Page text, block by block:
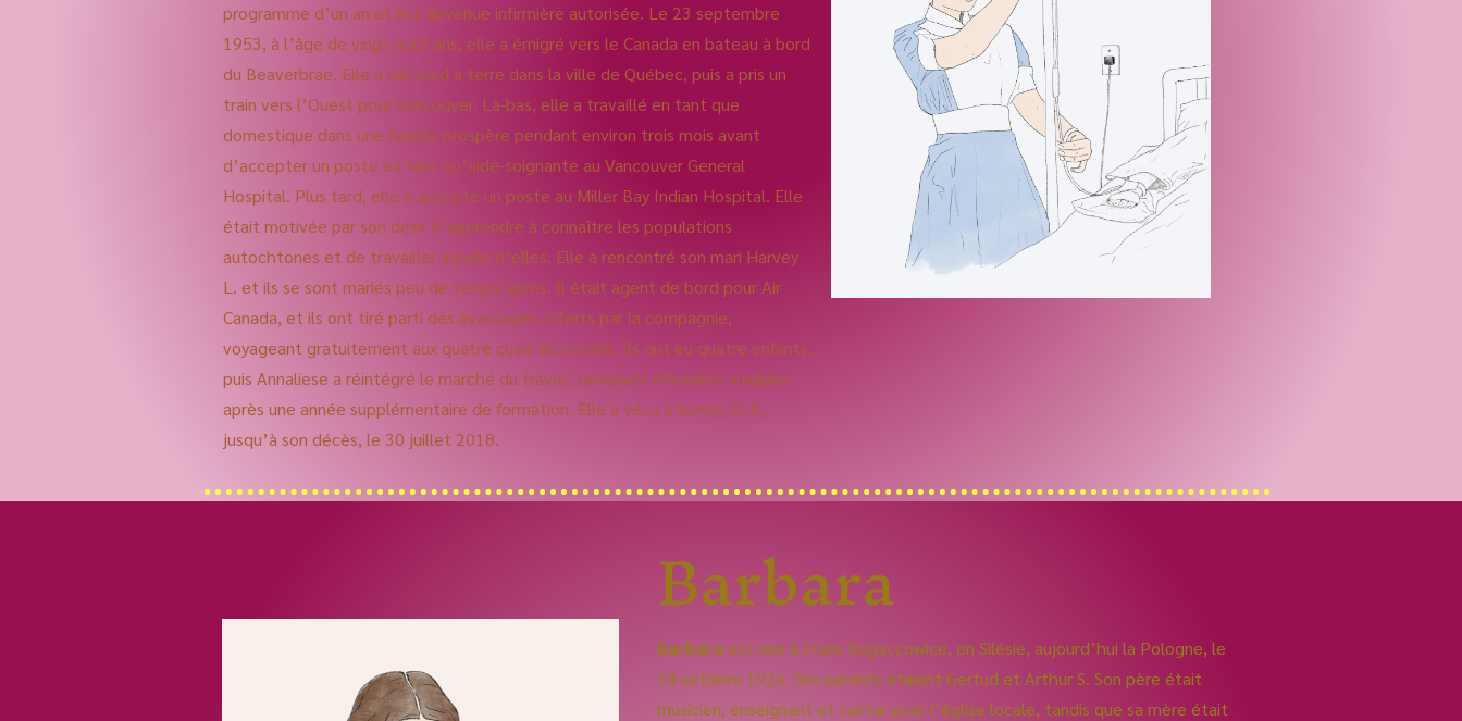
programme d’un an et est devenue infirmière autorisée. Le 23 septembre
1953, à l’âge de vingt-neuf ans, elle a émigré vers le Canada en bateau à bord
du Beaverbrae. Elle a mis pied à terre dans la ville de Québec, puis a pris un
train vers l’Ouest pour Vancouver. Là-bas, elle a travaillé en tant que
domestique dans une famille prospère pendant environ trois mois avant
d’accepter un poste en tant qu’aide-soignante au Vancouver General
Hospital. Plus tard, elle a accepté un poste au Miller Bay Indian Hospital. Elle
était motivée par son désir d’apprendre à connaître les populations
autochtones et de travailler auprès d’elles. Elle a rencontré son mari Harvey
L. et ils se sont mariés peu de temps après. Il était agent de bord pour Air
Canada, et ils ont tiré parti des avantages offerts par la compagnie,
voyageant gratuitement aux quatre coins du monde. Ils ont eu quatre enfants,
puis Annaliese a réintégré le marché du travail, devenant infirmière auxiliaire
après une année supplémentaire de formation. Elle a vécu à Surrey, C.-B.,
jusqu’à son décès, le 30 juillet 2018.
Barbara
Barbara est née à Stare Bogaczowice, en Silésie, aujourd’hui la Pologne, le
18 octobre 1926. Ses parents étaient Gertud et Arthur S. Son père était
musicien, enseignant et cantor pour l’église locale, tandis que sa mère était